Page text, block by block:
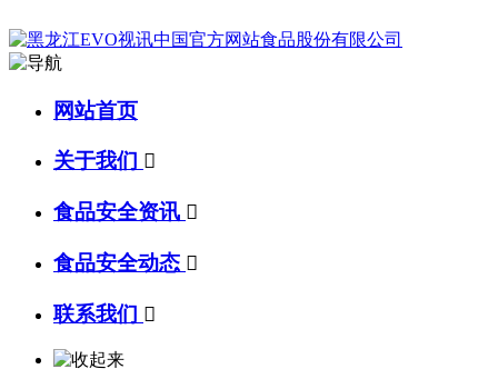
网站首页
关于我们 
食品安全资讯 
食品安全动态 
联系我们 